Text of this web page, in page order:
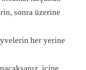
sonra üzerine
her yerine
içine